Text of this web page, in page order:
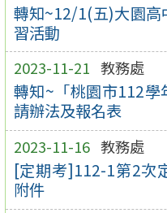
轉知~12/1(五)大園高
習活動
2023-11-21 教務處
轉知~「桃園市112學
請辦法及報名表
2023-11-16 教務處
[定期考]112-1第2次
附件